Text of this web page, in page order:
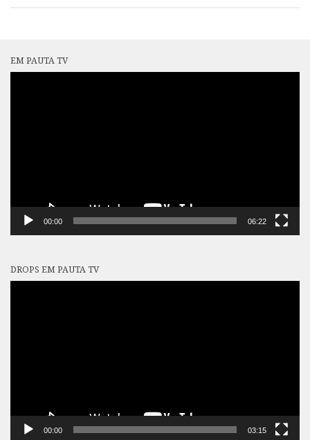
EM PAUTA TV
00:00 06:22
DROPS EM PAUTA TV
00:00 03:15